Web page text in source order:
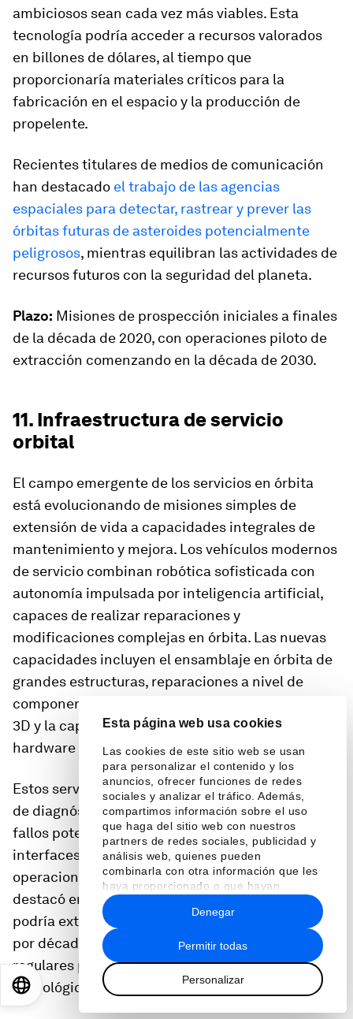
Esta página web usa cookies
Las cookies de este sitio web se usan
para personalizar el contenido y los
anuncios, ofrecer funciones de redes
sociales y analizar el tráfico. Además,
compartimos información sobre el uso
que haga del sitio web con nuestros
partners de redes sociales, publicidad y
análisis web, quienes pueden
combinarla con otra información que les
haya proporcionado o que hayan
recopilado a partir del uso que haya
hecho de sus servicios.
Permitir todas
Personalizar
Denegar
ambiciosos sean cada vez más viables. Esta
tecnología podría acceder a recursos valorados
en billones de dólares, al tiempo que
proporcionaría materiales críticos para la
fabricación en el espacio y la producción de
propelente.
Recientes titulares de medios de comunicación
han destacado el trabajo de las agencias
espaciales para detectar, rastrear y prever las
órbitas futuras de asteroides potencialmente
peligrosos, mientras equilibran las actividades de
recursos futuros con la seguridad del planeta.
Plazo: Misiones de prospección iniciales a finales
de la década de 2020, con operaciones piloto de
extracción comenzando en la década de 2030.
11. Infraestructura de servicio
orbital
El campo emergente de los servicios en órbita
está evolucionando de misiones simples de
extensión de vida a capacidades integrales de
mantenimiento y mejora. Los vehículos modernos
de servicio combinan robótica sofisticada con
autonomía impulsada por inteligencia artificial,
capaces de realizar reparaciones y
modificaciones complejas en órbita. Las nuevas
capacidades incluyen el ensamblaje en órbita de
grandes estructuras, reparaciones a nivel de
componentes utilizando tecnología de impresión
3D y la capacidad de actualizar los sistemas de
hardware y software de los satélites.
Estos servicios están respaldados por sistemas
de diagnóstico avanzados que pueden predecir
fallos potenciales antes de que ocurran, y nuevas
interfaces estandarizadas que facilitan las
operaciones de servicio rutinarias. Como se
destacó en la Reunión Anual, esta tecnología
podría extender la vida operativa de los satélites
por décadas, mientras habilita actualizaciones
regulares para mantener la relevancia
tecnológica.
EN